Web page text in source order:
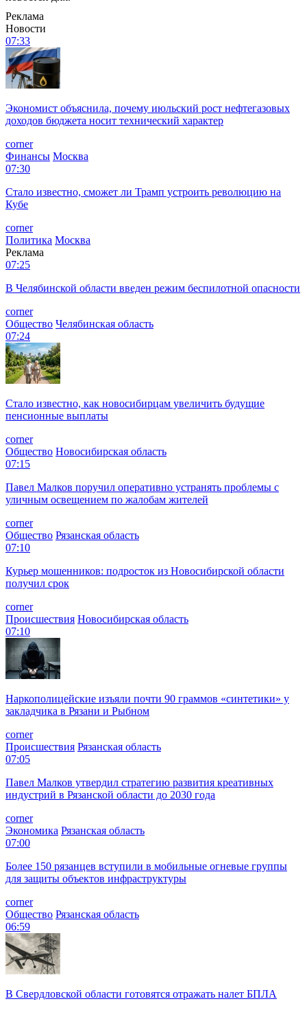
Реклама
Новости
07:33
Экономист объяснила, почему июльский рост нефтегазовых
доходов бюджета носит технический характер
corner
Финансы Москва
07:30
Стало известно, сможет ли Трамп устроить революцию на
Кубе
corner
Политика Москва
Реклама
07:25
В Челябинской области введен режим беспилотной опасности
corner
Общество Челябинская область
07:24
Стало известно, как новосибирцам увеличить будущие
пенсионные выплаты
corner
Общество Новосибирская область
07:15
Павел Малков поручил оперативно устранять проблемы с
уличным освещением по жалобам жителей
corner
Общество Рязанская область
07:10
Курьер мошенников: подросток из Новосибирской области
получил срок
corner
Происшествия Новосибирская область
07:10
Наркополицейские изъяли почти 90 граммов «синтетики» у
закладчика в Рязани и Рыбном
corner
Происшествия Рязанская область
07:05
Павел Малков утвердил стратегию развития креативных
индустрий в Рязанской области до 2030 года
corner
Экономика Рязанская область
07:00
Более 150 рязанцев вступили в мобильные огневые группы
для защиты объектов инфраструктуры
corner
Общество Рязанская область
06:59
В Свердловской области готовятся отражать налет БПЛА